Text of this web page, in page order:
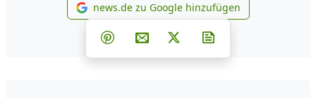
news.de zu Google
news.de zu Google hinzufügen
Teilen auf Facebook
Teilen auf Whatsapp
Teilen auf Telegram
Teilen auf Pinterest
Per E-Mail teilen
Post auf X